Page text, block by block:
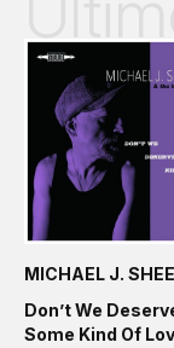
MICHAEL J.
Don’t We
Some Kind Of